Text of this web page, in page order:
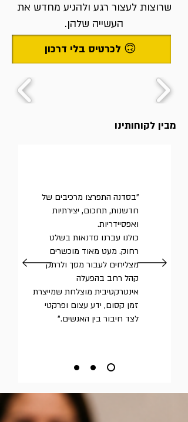
שרוצות לעצור רגע ולהניע מחדש את
העשייה שלהן.
לכרטיס בלי דרכון 🙃
מבין לקוחותינו
"בסדנה התפרצו מרכיבים של
חדשנות, תחכום, יצירתיות
ואפסיידריות.
כולנו עברנו סדנאות בשלט
רחוק. מעט מאוד מוכשרים
מצליחים לעבור מסך ולרתק
קהל רחב בהפעלה
אינטרקטיבית מוצלחת שמייצרת
זמן קסום, ידע עצום ופרקטי
לצד חיבור בין האנשים."